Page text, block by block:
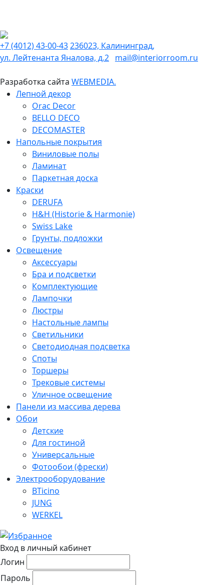
+7 (4012) 43-00-43236023, Калининград,
ул. Лейтенанта Яналова, д.2 mail@interiorroom.ru
Разработка сайта WEBMEDIA.
Лепной декор
Orac Decor
BELLO DECO
DECOMASTER
Напольные покрытия
Виниловые полы
Ламинат
Паркетная доска
Краски
DERUFA
H&H (Historie & Harmonie)
Swiss Lake
Грунты, подложки
Освещение
Аксессуары
Бра и подсветки
Комплектующие
Лампочки
Люстры
Настольные лампы
Светильники
Светодиодная подсветка
Споты
Торшеры
Трековые системы
Уличное освещение
Панели из массива дерева
Обои
Детские
Для гостиной
Универсальные
Фотообои (фрески)
Электрооборудование
BTicino
JUNG
WERKEL
Вход в личный кабинет
Логин
Пароль